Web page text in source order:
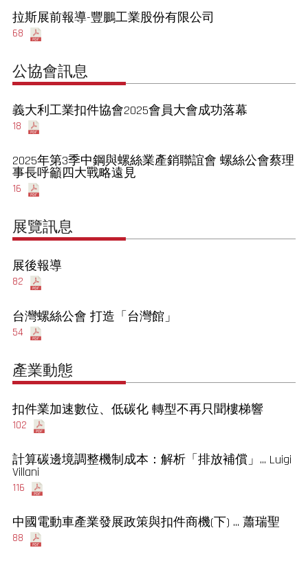
拉斯展前報導-豐鵬工業股份有限公司
68
公協會訊息
義大利工業扣件協會2025會員大會成功落幕
18
2025年第3季中鋼與螺絲業產銷聯誼會 螺絲公會蔡理
事長呼籲四大戰略遠見
16
展覽訊息
展後報導
82
台灣螺絲公會 打造「台灣館」
54
產業動態
扣件業加速數位、低碳化 轉型不再只聞樓梯響
102
計算碳邊境調整機制成本：解析「排放補償」... Luigi
Villani
116
中國電動車產業發展政策與扣件商機(下) ... 蕭瑞聖
88